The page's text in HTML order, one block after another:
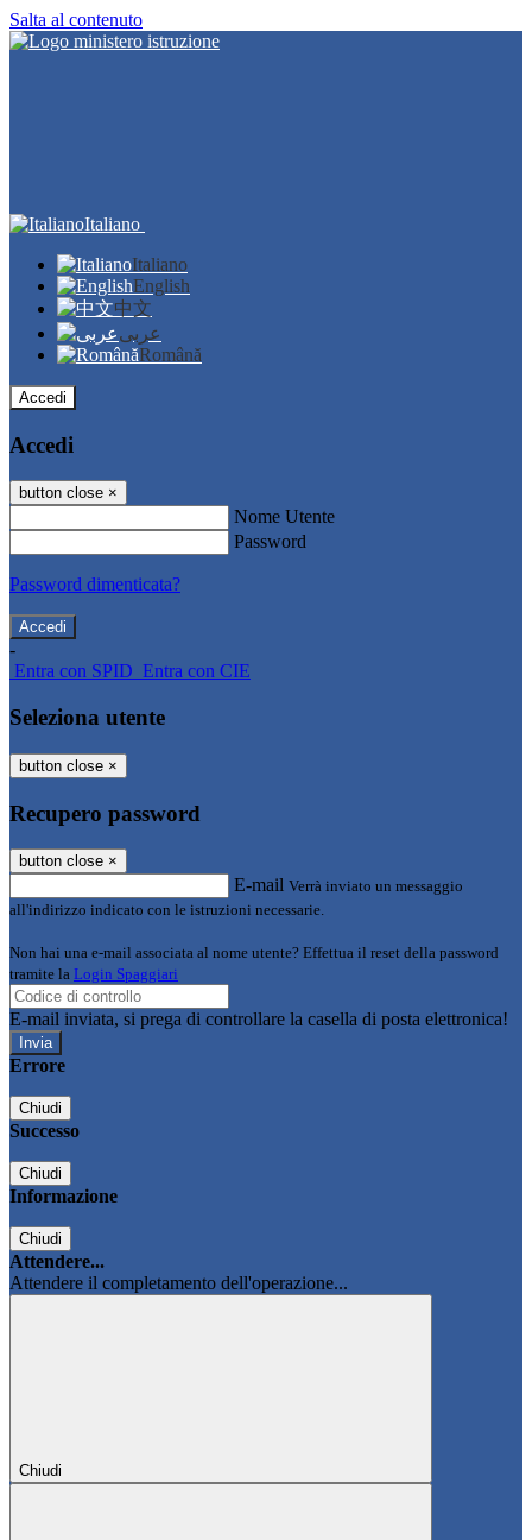
Salta al contenuto
Italiano
Italiano
English
中文
عربى
Română
Accedi
Accedi
button close ×
Nome Utente
Password
Password dimenticata?
-
Entra con SPID Entra con CIE
Seleziona utente
button close ×
Recupero password
button close ×
E-mail Verrà inviato un messaggio
all'indirizzo indicato con le istruzioni necessarie.
Non hai una e-mail associata al nome utente? Effettua il reset della password
tramite la Login Spaggiari
E-mail inviata, si prega di controllare la casella di posta elettronica!
Errore
Chiudi
Successo
Chiudi
Informazione
Chiudi
Attendere...
Attendere il completamento dell'operazione...
Chiudi